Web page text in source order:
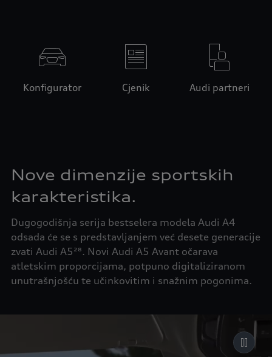
Konfigurator Cjenik Audi partneri
Nove dimenzije sportskih
karakteristika.
Dugogodišnja serija bestselera modela Audi A4
odsada će se s predstavljanjem već desete generacije
zvati Audi A5²⁸. Novi Audi A5 Avant očarava
atletskim proporcijama, potpuno digitaliziranom
unutrašnjošću te učinkovitim i snažnim pogonima.